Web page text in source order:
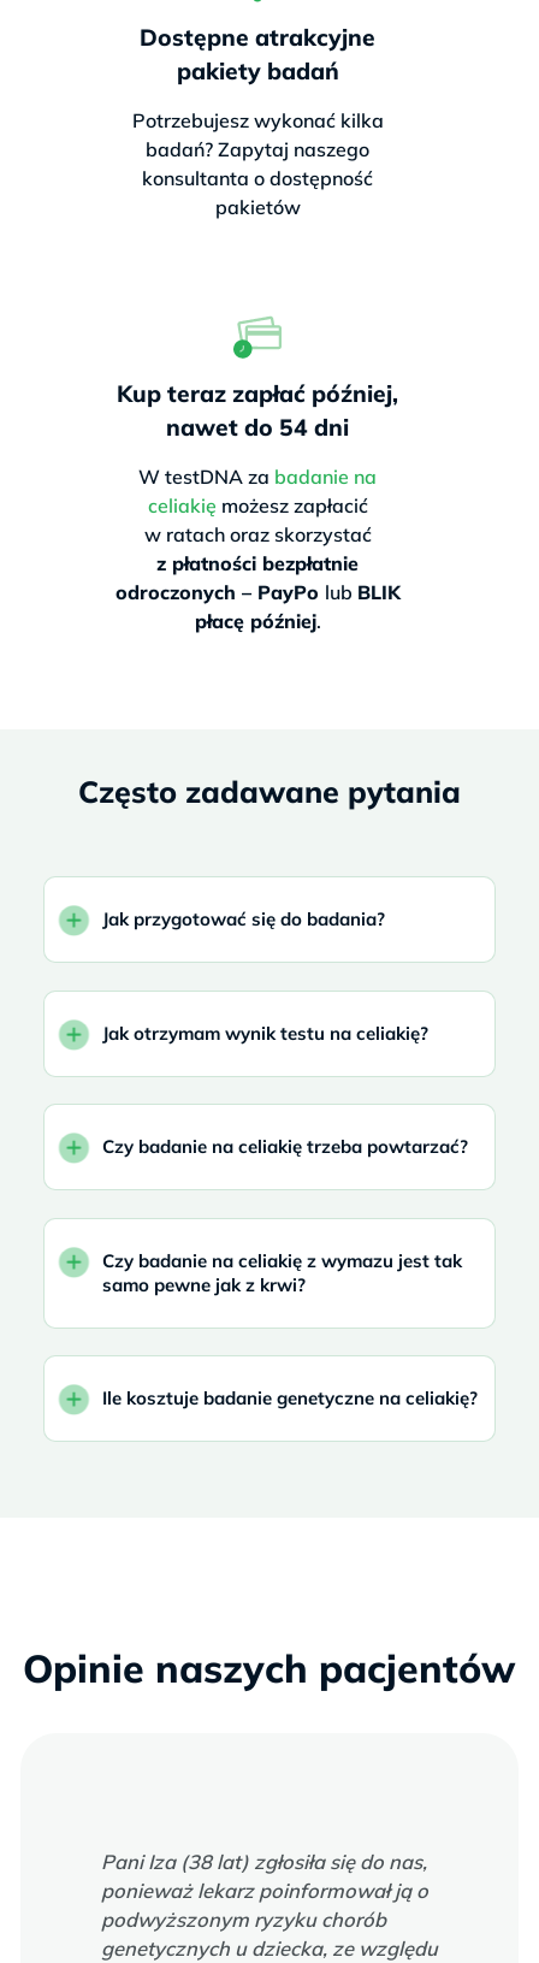
Dostępne atrakcyjne
pakiety badań
Potrzebujesz wykonać kilka
badań? Zapytaj naszego
konsultanta o dostępność
pakietów
Kup teraz zapłać później,
nawet do 54 dni
W testDNA za badanie na
celiakię możesz zapłacić
w ratach oraz skorzystać
z płatności bezpłatnie
odroczonych – PayPo lub BLIK
płacę później.
Często zadawane pytania
Jak przygotować się do badania?
Jak otrzymam wynik testu na celiakię?
Czy badanie na celiakię trzeba powtarzać?
Czy badanie na celiakię z wymazu jest tak
samo pewne jak z krwi?
Ile kosztuje badanie genetyczne na celiakię?
Opinie naszych pacjentów
Pani Iza (38 lat) zgłosiła się do nas,
ponieważ lekarz poinformował ją o
podwyższonym ryzyku chorób
genetycznych u dziecka, ze względu